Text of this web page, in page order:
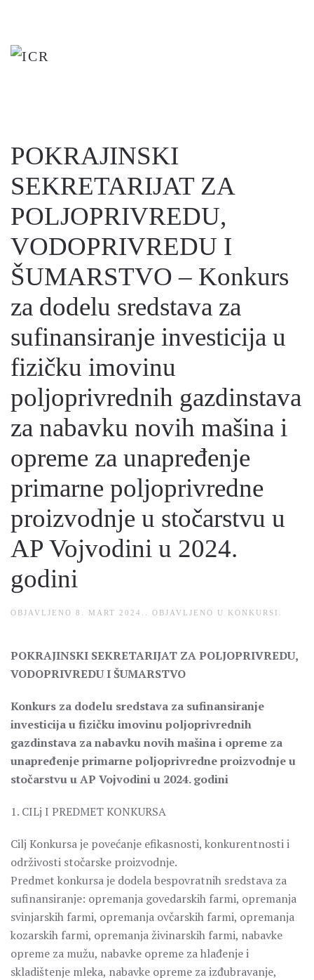
to
POKRAJINSKI
SEKRETARIJAT ZA
POLJOPRIVREDU,
VODOPRIVREDU I
ŠUMARSTVO – Konkurs
za dodelu sredstava za
sufinansiranje investicija u
fizičku imovinu
poljoprivrednih gazdinstava
za nabavku novih mašina i
opreme za unapređenje
primarne poljoprivredne
proizvodnje u stočarstvu u
AP Vojvodini u 2024.
godini
OBJAVLJENO 8. MART 2024. . OBJAVLJENO U KONKURSI
POKRAJINSKI SEKRETARIJAT ZA POLJOPRIVREDU,
VODOPRIVREDU I ŠUMARSTVO
Konkurs za dodelu sredstava za sufinansiranje
investicija u fizičku imovinu poljoprivrednih
gazdinstava za nabavku novih mašina i opreme za
unapređenje primarne poljoprivredne proizvodnje u
stočarstvu u AP Vojvodini u 2024. godini
1. CILj I PREDMET KONKURSA
Cilj Konkursa je povećanje efikasnosti, konkurentnosti i
održivosti stočarske proizvodnje.
Predmet konkursa je dodela bespovratnih sredstava za
sufinansiranje: opremanja govedarskih farmi, opremanja
svinjarskih farmi, opremanja ovčarskih farmi, opremanja
kozarskih farmi, opremanja živinarskih farmi, nabavke
opreme za mužu, nabavke opreme za hlađenje i
skladištenje mleka, nabavke opreme za izđubravanje,